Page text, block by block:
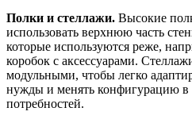
Полки и стеллажи. Высокие
использовать верхнюю часть
которые используются реже,
коробок с аксессуарами.
модульными, чтобы легко
нужды и менять конфигурацию в
потребностей.